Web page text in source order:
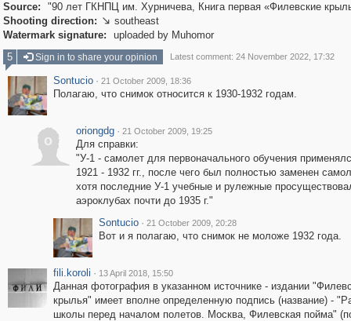
Source:
"90 лет ГКНПЦ им. Хурничева, Книга первая «Филевские
Shooting direction:  southeast
Watermark signature:
uploaded by Muhomor
5
Sign in to share your opinion Latest comment: 24 November 2022, 17:32
Sontucio · 21 October 2009, 18:36
Полагаю, что снимок относится к 1930-1932 годам.
o
oriongdg · 21 October 2009, 19:25
Для справки:
"У-1 - самолет для первоначального обучения
1921 - 1932 гг., после чего был полностью заменен
хотя последние У-1 учебные и рулежные
аэроклубах почти до 1935 г."
Sontucio · 21 October 2009, 20:28
Вот и я полагаю, что снимок не моложе 1932 года.
fili.koroli · 13 April 2018, 15:50
Данная фотография в указанном источнике - издании
крылья" имеет вполне определенную подпись (название) -
школы перед началом полетов. Москва, Филевская пойма"